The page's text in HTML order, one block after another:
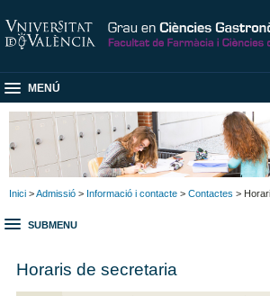
MENÚ
Inici >Admissió > Informació i contacte > Contactes >
SUBMENU
Horaris de secretaria